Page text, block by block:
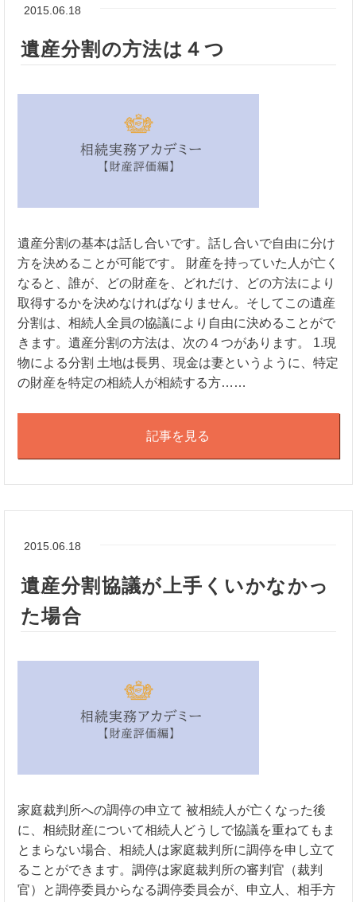
2015.06.18
遺産分割の方法は４つ
遺産分割の基本は話し合いです。話し合いで自由に分け
方を決めることが可能です。 財産を持っていた人が亡く
なると、誰が、どの財産を、どれだけ、どの方法により
取得するかを決めなければなりません。そしてこの遺産
分割は、相続人全員の協議により自由に決めることがで
きます。遺産分割の方法は、次の４つがあります。 1.現
物による分割 土地は長男、現金は妻というように、特定
の財産を特定の相続人が相続する方……
記事を見る
2015.06.18
遺産分割協議が上手くいかなかっ
た場合
家庭裁判所への調停の申立て 被相続人が亡くなった後
に、相続財産について相続人どうしで協議を重ねてもま
とまらない場合、相続人は家庭裁判所に調停を申し立て
ることができます。調停は家庭裁判所の審判官（裁判
官）と調停委員からなる調停委員会が、申立人、相手方